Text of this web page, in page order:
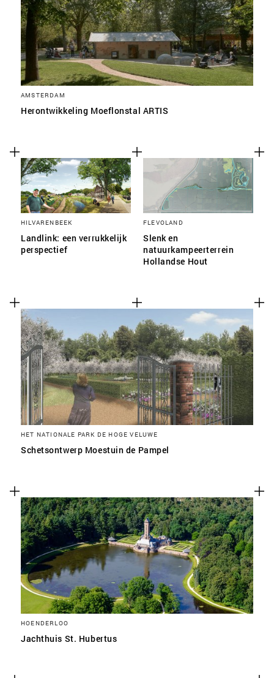
AMSTERDAM
Herontwikkeling Moeflonstal ARTIS
HILVARENBEEK
Landlink: een verrukkelijk
perspectief
FLEVOLAND
Slenk en
natuurkampeerterrein
Hollandse Hout
HET NATIONALE PARK DE HOGE VELUWE
Schetsontwerp Moestuin de Pampel
HOENDERLOO
Jachthuis St. Hubertus
SLA VOORKEUREN OP